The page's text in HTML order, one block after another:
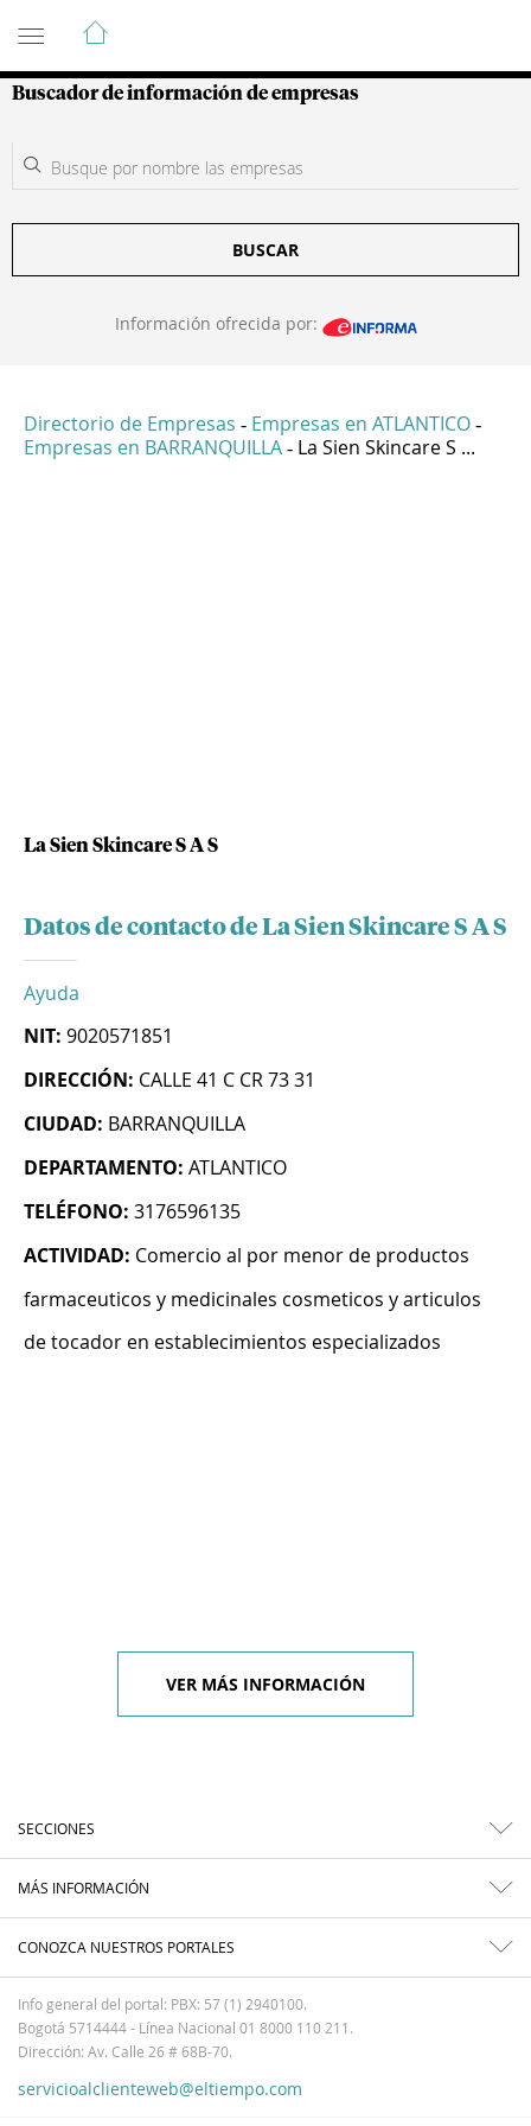
Guía de Empresas Colombianas
Buscador de información de empresas
BUSCAR
Información ofrecida por:
Directorio de Empresas - Empresas en ATLANTICO -
Empresas en BARRANQUILLA - La Sien Skincare S ...
La Sien Skincare S A S
Datos de contacto de La Sien Skincare S A S
Ayuda
NIT: 9020571851
DIRECCIÓN: CALLE 41 C CR 73 31
CIUDAD: BARRANQUILLA
DEPARTAMENTO: ATLANTICO
TELÉFONO: 3176596135
ACTIVIDAD: Comercio al por menor de productos
farmaceuticos y medicinales cosmeticos y articulos
de tocador en establecimientos especializados
VER MÁS INFORMACIÓN
SECCIONES
MÁS INFORMACIÓN
CONOZCA NUESTROS PORTALES
Info general del portal: PBX: 57 (1) 2940100.
Bogotá 5714444 - Línea Nacional 01 8000 110 211.
Dirección: Av. Calle 26 # 68B-70.
servicioalclienteweb@eltiempo.com